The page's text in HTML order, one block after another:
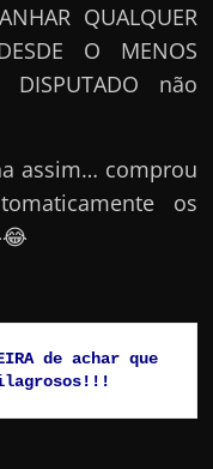
QUALQUER
O MENOS
DISPUTADO não
assim… comprou
os
de achar que